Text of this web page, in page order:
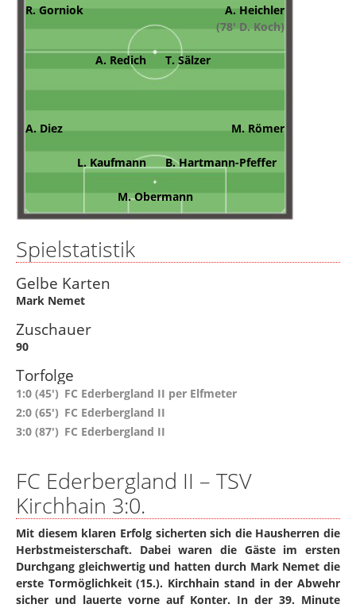
R. Gorniok
A. Heichler
(78' D. Koch)
A. Redich T. Sälzer
A. Diez M. Römer
L. Kaufmann B. Hartmann-Pfeffer
M. Obermann
Spielstatistik
Gelbe Karten
Mark Nemet
Zuschauer
90
Torfolge
1:0 (45') FC Ederbergland II per Elfmeter
2:0 (65') FC Ederbergland II
3:0 (87') FC Ederbergland II
FC Ederbergland II – TSV
Kirchhain 3:0.
Mit diesem klaren Erfolg sicherten sich die Hausherren die
Herbstmeisterschaft. Dabei waren die Gäste im ersten
Durchgang gleichwertig und hatten durch Mark Nemet die
erste Tormöglichkeit (15.). Kirchhain stand in der Abwehr
sicher und lauerte vorne auf Konter. In der 39. Minute